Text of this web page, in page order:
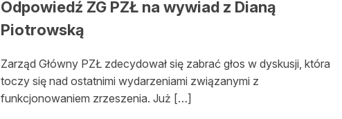
Odpowiedź ZG PZŁ na wywiad z Dianą
Piotrowską
Zarząd Główny PZŁ zdecydował się zabrać głos w dyskusji, która
toczy się nad ostatnimi wydarzeniami związanymi z
funkcjonowaniem zrzeszenia. Już […]